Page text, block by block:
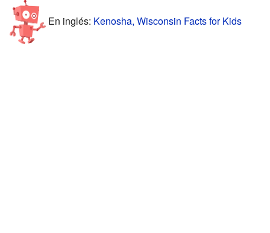
En inglés: Kenosha, Wisconsin Facts for Kids